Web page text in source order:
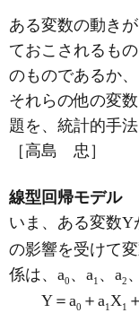
ある変数の動き
ておこされるも
のものであるか
それらの他の変
題を、統計的手
［高島 忠］
線型回帰モデル
いま、ある変数
の影響を受けて
係は、a0 、a1 、a2
Y＝a0 ＋a1X1